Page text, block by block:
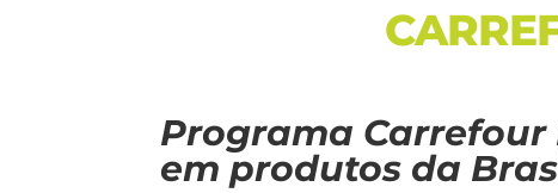
Programa Carrefour
em produtos da